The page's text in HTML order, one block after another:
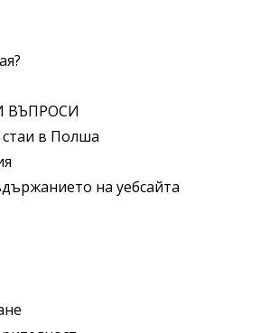
ВЪПРОСИ
стаи в Полша
на уебсайта